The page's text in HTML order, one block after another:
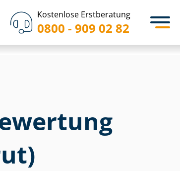
Kostenlose Erstberatung
0800 - 909 02 82